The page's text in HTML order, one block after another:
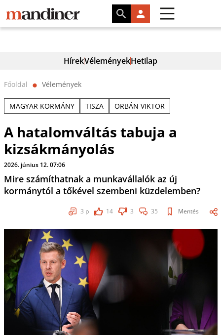
HírekVéleményekHetilap
Főoldal ⬤ Vélemények
MAGYAR KORMÁNY TISZA ORBÁN VIKTOR
A hatalomváltás tabuja a
kizsákmányolás
2026. június 12. 07:06
Mire számíthatnak a munkavállalók az új
kormánytól a tőkével szembeni küzdelemben?
3 p 14 3 35 Mentés